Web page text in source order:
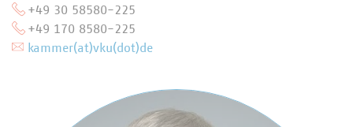
+49 30 58580-225
+49 170 8580-225
kammer(at)vku(dot)de